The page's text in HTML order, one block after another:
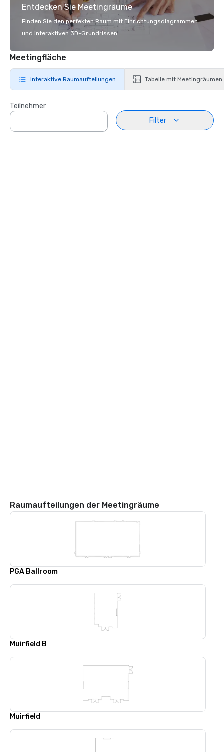
Entdecken Sie Meetingräume
Finden Sie den perfekten Raum mit Einrichtungsdiagrammen
und interaktiven 3D-Grundrissen.
Meetingfläche
Interaktive Raumaufteilungen Tabelle mit Meetingräumen
Teilnehmer
Filter
Raumaufteilungen der Meetingräume
PGA Ballroom
Muirfield B
Muirfield